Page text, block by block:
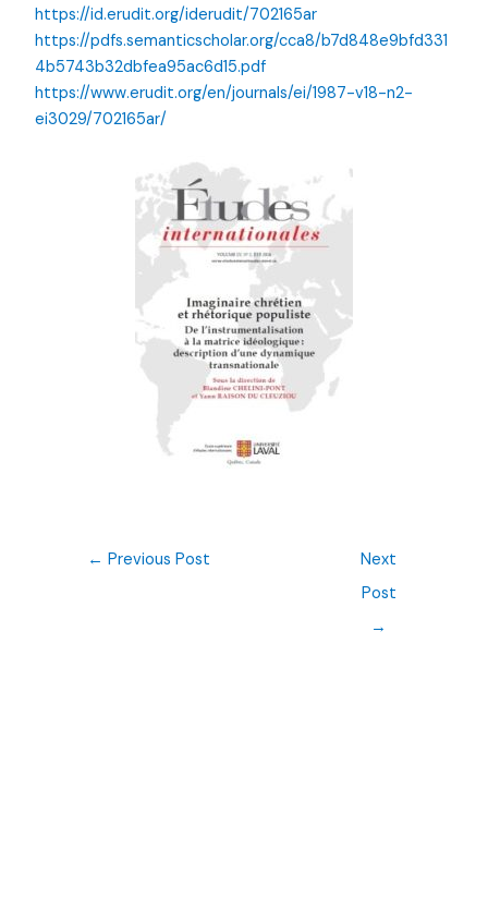
https://id.erudit.org/iderudit/702165ar
https://pdfs.semanticscholar.org/cca8/b7d848e9bfd331
4b5743b32dbfea95ac6d15.pdf
https://www.erudit.org/en/journals/ei/1987-v18-n2-
ei3029/702165ar/
← Previous Post
Next
Post
→